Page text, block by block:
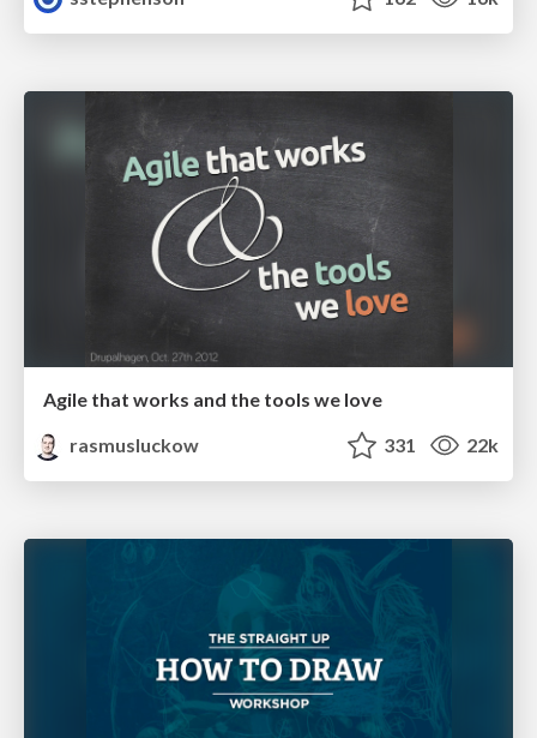
Agile that works and the tools we love
rasmusluckow
331 22k